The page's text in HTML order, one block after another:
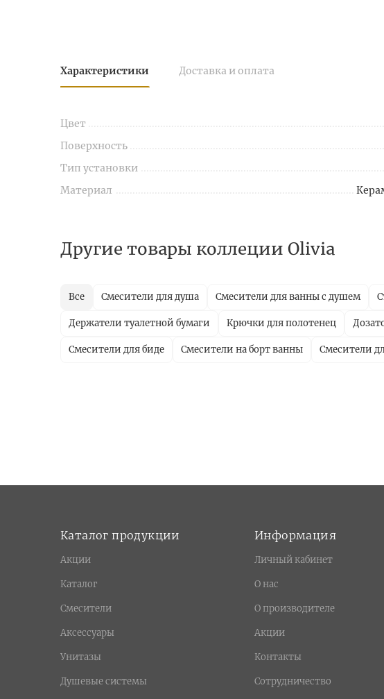
Характеристики Доставка и оплата
Цвет
Поверхность
Тип установки
Материал
Другие товары коллеции Olivia
Все Смесители для душа Смесители для ванны с душем
Держатели туалетной бумаги Крючки для полотенец
Смесители для биде Смесители на борт ванны Смесители
Каталог продукции
Акции
Каталог
Смесители
Аксессуары
Унитазы
Душевые системы
Информация
Личный кабинет
О нас
О производителе
Акции
Контакты
Сотрудничество